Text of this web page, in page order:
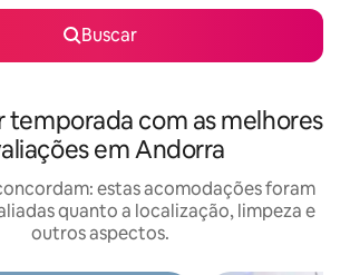
Buscar
temporada com as melhores
em Andorra
estas acomodações foram
quanto a localização, limpeza e
outros aspectos.